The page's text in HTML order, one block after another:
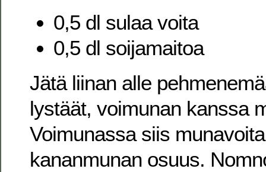
0,5 dl sulaa voita
0,5 dl soijamaitoa
Jätä liinan alle
lystäät, voimunan kanssa
Voimunassa siis
kananmunan osuus.